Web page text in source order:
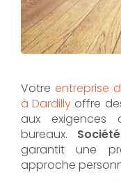
Votreentreprise
à Dardilly offre
aux exigences
bureaux.
garantit une
approche